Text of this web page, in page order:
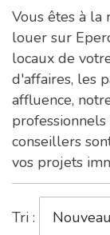
Vous êtes à la
louer sur
locaux de
d'affaires, les
affluence,
conseillers
vos projets
Tri :